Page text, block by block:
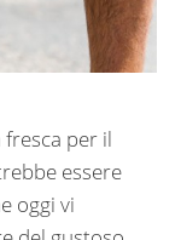
per il
essere
oggi vi